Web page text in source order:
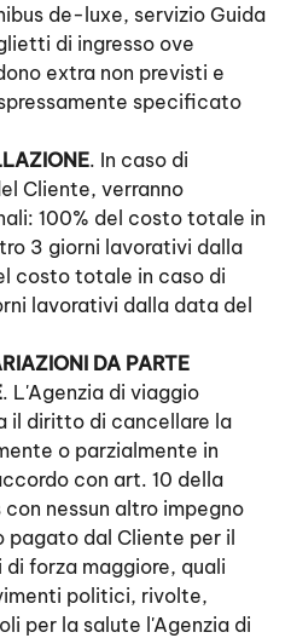
de-luxe, servizio Guida
di ingresso ove
extra non previsti e
specificato
. In caso di
Cliente, verranno
100% del costo totale in
3 giorni lavorativi dalla
costo totale in caso di
lavorativi dalla data del
DA PARTE
. L'Agenzia di viaggio
il diritto di cancellare la
o parzialmente in
con art. 10 della
nessun altro impegno
pagato dal Cliente per il
forza maggiore, quali
politici, rivolte,
per la salute l'Agenzia di